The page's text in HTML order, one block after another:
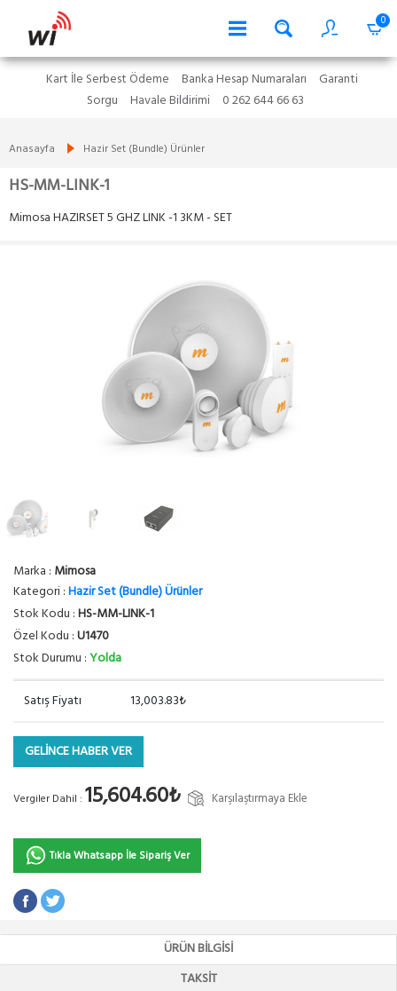
0
Kart İle Serbest Ödeme Banka Hesap Numaraları
Garanti
Sorgu
Havale Bildirimi 0 262 644 66 63
Anasayfa Hazir Set (Bundle) Ürünler
HS-MM-LINK-1
Mimosa HAZIRSET 5 GHZ LINK -1 3KM - SET
Marka : Mimosa
Kategori :Hazir Set (Bundle) Ürünler
Stok Kodu :HS-MM-LINK-1
Özel Kodu :U1470
Stok Durumu :Yolda
Satış Fiyatı 13,003.83₺
GELİNCE HABER VER
Vergiler Dahil : 15,604.60₺ Karşılaştırmaya Ekle
Tıkla Whatsapp İle Sipariş Ver
ÜRÜN BILGISI
TAKSIT